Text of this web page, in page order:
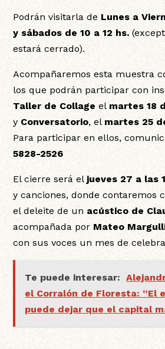
Podrán visitarla de Lunes a
y sábados de 10 a 12 hs.
estará cerrado).
Acompañaremos esta muestra
los que podrán participar con
Taller de Collage el martes 18
y Conversatorio, el martes 25
Para participar en ellos,
5828-2526
El cierre será el jueves 27 a las
y canciones, donde contaremos
el deleite de un acústico de
acompañada por Mateo
con sus voces un mes de
Te puede interesar:
el Corralón de Floresta: “El
puede dejar que el capital